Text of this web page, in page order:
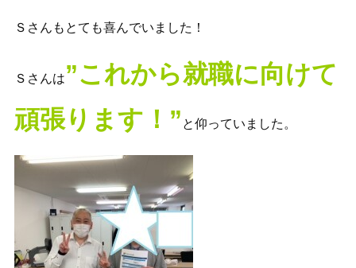
Ｓさんもとても喜んでいました！
Ｓさんは”これから就職に向けて
頑張ります！” と仰っていました。